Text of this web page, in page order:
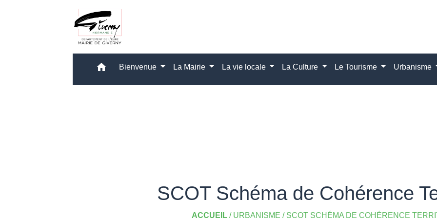
home Bienvenue La Mairie La vie locale La Culture Le Tourisme Urbanisme
SCOT Schéma de Cohérence
ACCUEIL/ URBANISME / SCOT SCHÉMA DE COHÉRENCE